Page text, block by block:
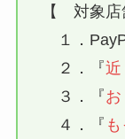
【 対象店
１．
２．『近
３．『お
４．『